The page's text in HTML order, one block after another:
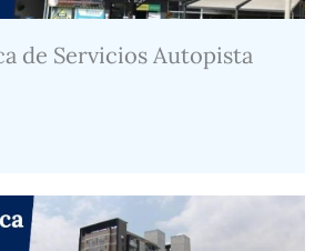
de Servicios Autopista